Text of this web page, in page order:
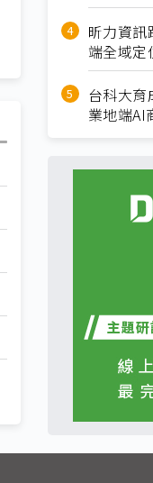
昕力資
端全域定
台科大育
業地端AI